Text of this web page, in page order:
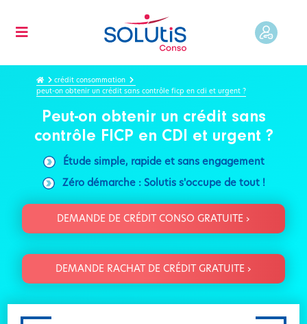
crédit consommation
peut-on obtenir un crédit sans contrôle ficp en cdi et urgent ?
Peut-on obtenir un crédit sans
contrôle FICP en CDI et urgent ?
Étude simple, rapide et sans engagement
Zéro démarche : Solutis s'occupe de tout !
DEMANDE DE CRÉDIT CONSO GRATUITE ›
DEMANDE RACHAT DE CRÉDIT GRATUITE ›